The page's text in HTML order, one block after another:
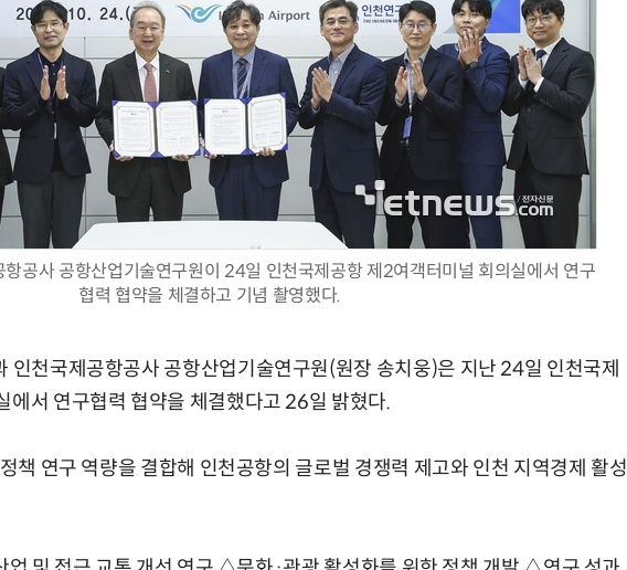
공사 공항산업기술연구원이 24일 인천국제공항 제2여객터미널 회의실에서 연구
협력 협약을 체결하고 기념 촬영했다.
인천국제공항공사 공항산업기술연구원(원장 송치웅)은 지난 24일 인천국제
에서 연구협력 협약을 체결했다고 26일 밝혔다.
책 연구 역량을 결합해 인천공항의 글로벌 경쟁력 제고와 인천 지역경제 활성
양자컴퓨팅 비즈니스·기술 입문 1-Day 워크샵 - 큐비트·양자 알고리듬·Qiskit 실습으로 이해하는 차세대